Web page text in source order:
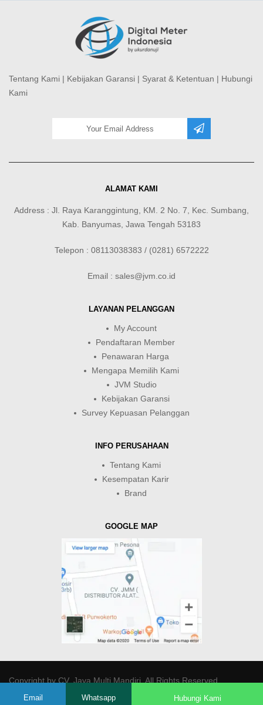
Tentang Kami | Kebijakan Garansi | Syarat & Ketentuan | Hubungi
Kami
ALAMAT KAMI
Address : Jl. Raya Karanggintung, KM. 2 No. 7, Kec. Sumbang,
Kab. Banyumas, Jawa Tengah 53183
Telepon : 08113038383 / (0281) 6572222
Email : sales@jvm.co.id
LAYANAN PELANGGAN
My Account
Pendaftaran Member
Penawaran Harga
Mengapa Memilih Kami
JVM Studio
Kebijakan Garansi
Survey Kepuasan Pelanggan
INFO PERUSAHAAN
Tentang Kami
Kesempatan Karir
Brand
GOOGLE MAP
Copyright byCV. Java Multi Mandiri. All Rights Reserved.
Email Whatsapp Hubungi Kami